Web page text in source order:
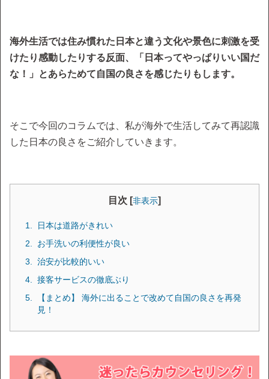
海外生活では住み慣れた日本と違う文化や景色に刺激を受
けたり感動したりする反面、「日本ってやっぱりいい国だ
な！」とあらためて自国の良さを感じたりもします。
そこで今回のコラムでは、私が海外で生活してみて再認識
した日本の良さをご紹介していきます。
目次 [非表示]
日本は道路がきれい
お手洗いの利便性が良い
治安が比較的いい
接客サービスの徹底ぶり
【まとめ】 海外に出ることで改めて自国の良さを再発
見！